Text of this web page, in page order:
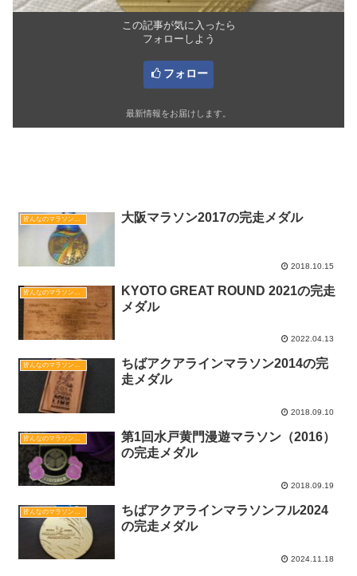
この記事が気に入ったら
フォローしよう
フォロー
最新情報をお届けします。
皆んなのマラソン完走メダル図鑑 大阪マラソン2017の完走メダル
2018.10.15
皆んなのマラソン完走メダル図鑑
KYOTO GREAT ROUND 2021の完走
メダル
2022.04.13
皆んなのマラソン完走メダル図鑑
ちばアクアラインマラソン2014の完
走メダル
2018.09.10
皆んなのマラソン完走メダル図鑑
第1回水戸黄門漫遊マラソン（2016）
の完走メダル
2018.09.19
皆んなのマラソン完走メダル図鑑
ちばアクアラインマラソンフル2024
の完走メダル
2024.11.18